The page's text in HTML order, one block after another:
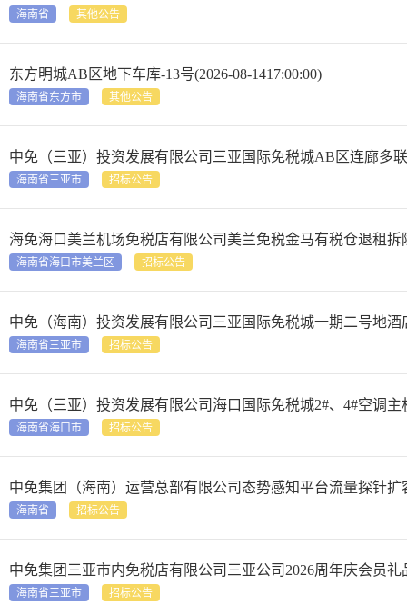
海南省 其他公告
东方明城AB区地下车库-13号(2026-08-1417:00:00)
海南省东方市 其他公告
中免（三亚）投资发展有限公司三亚国际免税城AB区连廊多
海南省三亚市 招标公告
海免海口美兰机场免税店有限公司美兰免税金马有税仓退租
海南省海口市美兰区 招标公告
中免（海南）投资发展有限公司三亚国际免税城一期二号地
海南省三亚市 招标公告
中免（三亚）投资发展有限公司海口国际免税城2#、4#空调
海南省海口市 招标公告
中免集团（海南）运营总部有限公司态势感知平台流量探针
海南省 招标公告
中免集团三亚市内免税店有限公司三亚公司2026周年庆会员
海南省三亚市 招标公告